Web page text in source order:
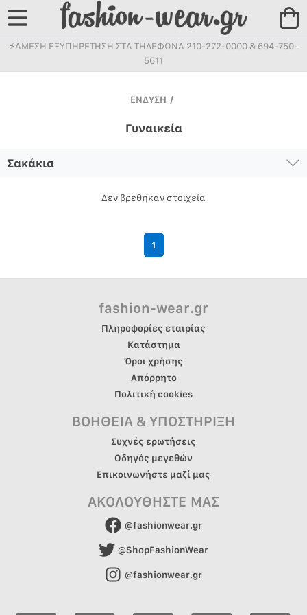
⚡ΑΜΕΣΗ ΕΞΥΠΗΡΕΤΗΣΗ ΣΤΑ ΤΗΛΕΦΩΝΑ 210-272-0000 & 694-750-
5611
ΕΝΔΥΣΗ /
Γυναικεία
Σακάκια
Δεν βρέθηκαν στοιχεία
1
fashion-wear.gr
Πληροφορίες εταιρίας
Κατάστημα
Όροι χρήσης
Απόρρητο
Πολιτική cookies
ΒΟΗΘΕΙΑ & ΥΠΟΣΤΗΡΙΞΗ
Συχνές ερωτήσεις
Οδηγός μεγεθών
Επικοινωνήστε μαζί μας
ΑΚΟΛΟΥΘΗΣΤΕ ΜΑΣ
@fashionwear.gr
@ShopFashionWear
@fashionwear.gr